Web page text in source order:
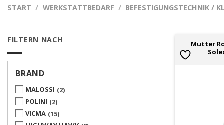
START / WERKSTATTBEDARF / BEFESTIGUNGSTECHNIK /
FILTERN NACH
BRAND
MALOSSI
2
POLINI
2
VICMA 15
Mutter